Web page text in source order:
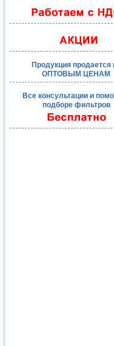
Продукция продается
ОПТОВЫМ ЦЕНАМ
Все консультации и
подборе фильтров